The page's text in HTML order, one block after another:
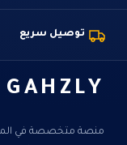
توصيل سريع
GAHZLY
منصة متخصصة في